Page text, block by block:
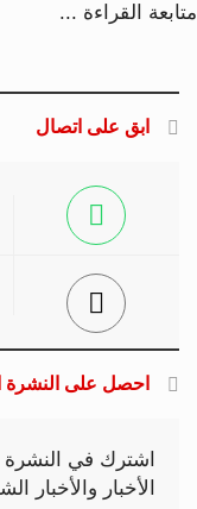
متابعة القراءة ...
ابق على اتصال
احصل على النشرة
اشترك في النشرة
الأخبار والأخبار